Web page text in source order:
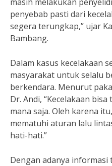
penyebab pasti dari
segera terungkap,” ujar
Bambang.
Dalam kasus kecelakaan
masyarakat untuk selalu
berkendara. Menurut
Dr. Andi, “Kecelakaan
mana saja. Oleh karena
mematuhi aturan lalu
hati-hati.”
Dengan adanya informasi